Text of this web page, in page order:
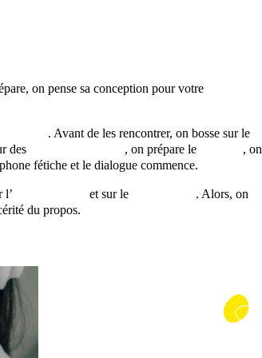
on pense sa conception pour votre
. Avant de les rencontrer, on bosse sur le
des , on prépare le
, on
fétiche et le dialogue commence.
l’ et sur le
. Alors, on
du propos.